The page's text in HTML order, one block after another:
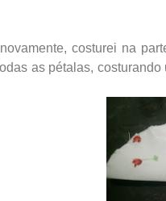
costurei na
as pétalas, costurando